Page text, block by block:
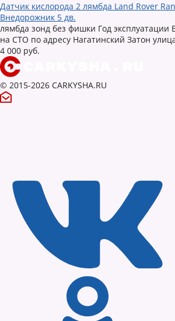
Датчик кислорода 2 лямбда Land Rover
Внедорожник 5 дв.
лямбда зонд без фишки Год эксплуатации
на СТО по адресу Нагатинский Затон
4 000 руб.
© 2015-2026 CARKYSHA.RU